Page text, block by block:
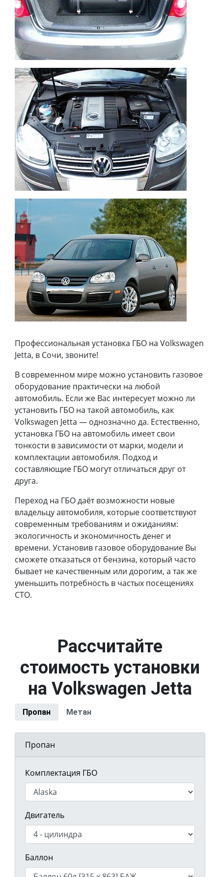
Профессиональная установка ГБО на Volkswagen
Jetta, в Сочи, звоните!
В современном мире можно установить газовое
оборудование практически на любой
автомобиль. Если же Вас интересует можно ли
установить ГБО на такой автомобиль, как
Volkswagen Jetta — однозначно да. Естественно,
установка ГБО на автомобиль имеет свои
тонкости в зависимости от марки, модели и
комплектации автомобиля. Подход и
составляющие ГБО могут отличаться друг от
друга.
Переход на ГБО даёт возможности новые
владельцу автомобиля, которые соответствуют
современным требованиям и ожиданиям:
экологичность и экономичность денег и
времени. Установив газовое оборудование Вы
сможете отказаться от бензина, который часто
бывает не качественным или дорогим, а так же
уменьшить потребность в частых посещениях
СТО.
Рассчитайте
стоимость установки
на Volkswagen Jetta
Пропан Метан
Пропан
Комплектация ГБО
Двигатель
Баллон